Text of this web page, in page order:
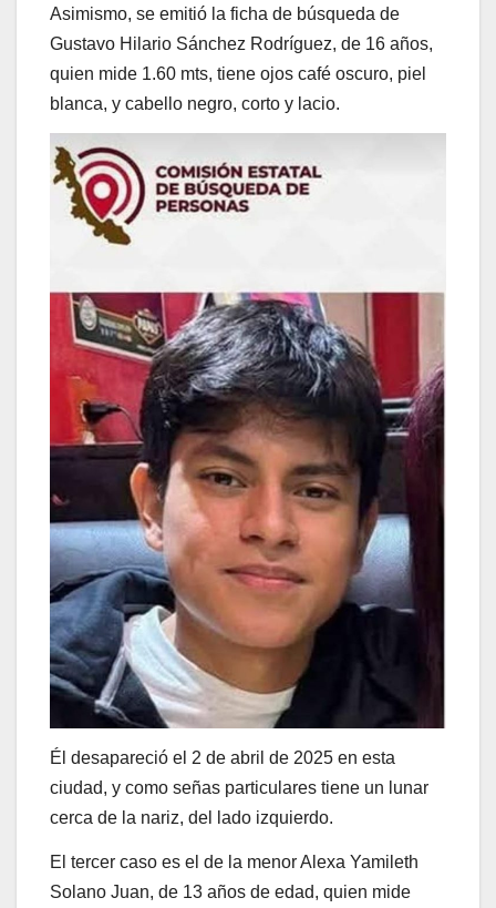
Asimismo, se emitió la ficha de búsqueda de
Gustavo Hilario Sánchez Rodríguez, de 16 años,
quien mide 1.60 mts, tiene ojos café oscuro, piel
blanca, y cabello negro, corto y lacio.
Él desapareció el 2 de abril de 2025 en esta
ciudad, y como señas particulares tiene un lunar
cerca de la nariz, del lado izquierdo.
El tercer caso es el de la menor Alexa Yamileth
Solano Juan, de 13 años de edad, quien mide